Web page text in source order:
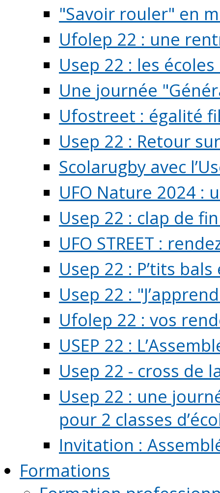
"Savoir rouler" en
Ufolep 22 : une
Usep 22 : les
Une journée
Ufostreet : égalité
Usep 22 : Retour
Scolarugby avec
UFO Nature 2024 :
Usep 22 : clap de
UFO STREET :
Usep 22 : P’tits
Usep 22 :
Ufolep 22 : vos
USEP 22 :
Usep 22 - cross de
Usep 22 : une
pour 2 classes
Invitation :
Formations